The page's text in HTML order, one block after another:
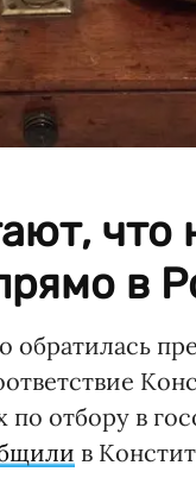
что
в
отбору в
в